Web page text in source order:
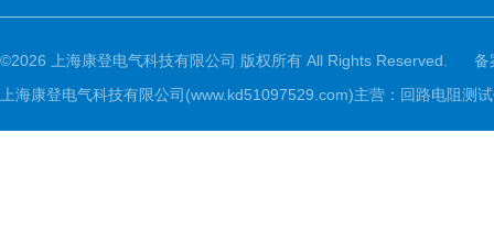
©2026 上海康登电气科技有限公司 版权所有 All Rights Reserved.
备
上海康登电气科技有限公司(www.kd51097529.com)主营：回路电阻